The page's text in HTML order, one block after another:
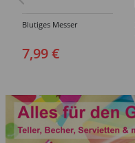
Blutiges Messer
7,99 €